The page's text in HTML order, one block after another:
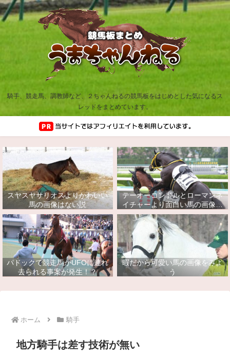
騎手、競走馬、調教師など、２ちゃんねるの競馬板をはじめとした気になるス
レッドをまとめています。
スヤスヤサリオスよりかわいい
馬の画像はない説
テーオーコンドルとローマンネ
イチャーより面白い馬の画像っ
てあるの？
パドックで競走馬がUFOに連れ
去られる事案が発生！？
暇だから可愛い馬の画像をみよ
う
ホーム 騎手
地方騎手は差す技術が無い